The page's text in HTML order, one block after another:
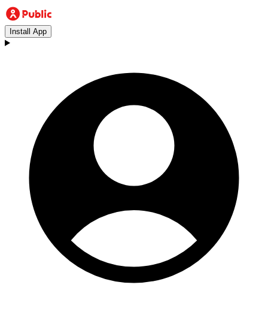
Install App